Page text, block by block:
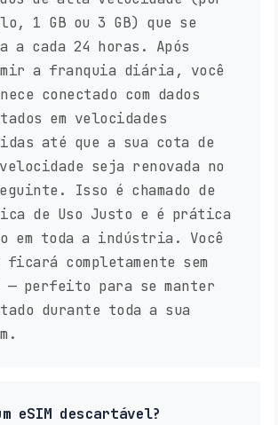
1 GB ou 3 GB) que se
a cada 24 horas. Após
a franquia diária, você
conectado com dados
em velocidades
até que a sua cota de
seja renovada no
Isso é chamado de
de Uso Justo e é prática
em toda a indústria. Você
ficará completamente sem
— perfeito para se manter
durante toda a sua
eSIM descartável?